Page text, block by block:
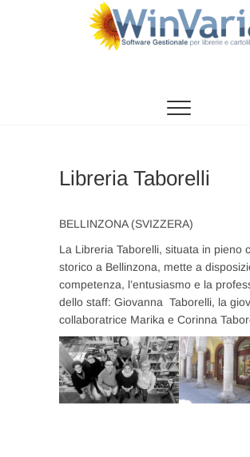
Libreria Taborelli
BELLINZONA (SVIZZERA)
La Libreria Taborelli, situata in pieno
storico a Bellinzona, mette a
competenza, l’entusiasmo e la
dello staff: Giovanna Taborelli, la
collaboratrice Marika e Corinna